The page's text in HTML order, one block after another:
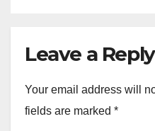
Leave a Reply
Your email address will
fields are marked *